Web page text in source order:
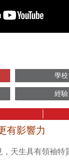
學校
經驗
有影響力
天生具有領袖